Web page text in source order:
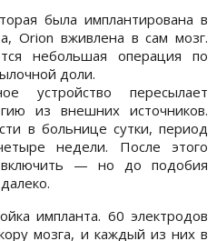
была имплантирована в
Orion вживлена в сам мозг.
небольшая операция по
доли.
устройство пересылает
из внешних источников.
в больнице сутки, период
недели. После этого
— но до подобия
импланта. 60 электродов
мозга, и каждый из них в